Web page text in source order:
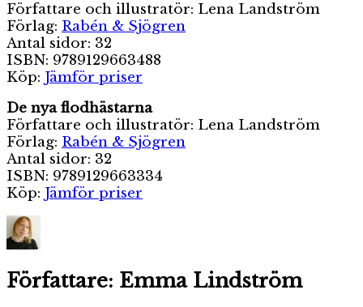
Författare och illustratör: Lena Landström
Förlag: Rabén & Sjögren
Antal sidor: 32
ISBN: 9789129663488
Köp: Jämför priser
De nya flodhästarna
Författare och illustratör: Lena Landström
Förlag: Rabén & Sjögren
Antal sidor: 32
ISBN: 9789129663334
Köp: Jämför priser
Författare: Emma Lindström